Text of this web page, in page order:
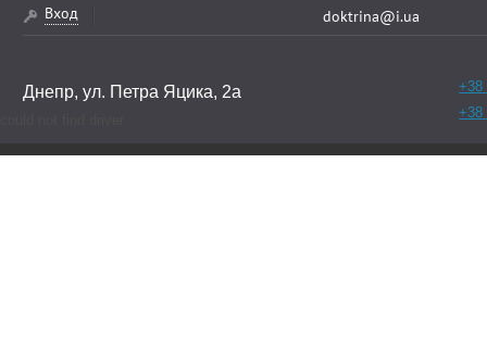
Вход doktrina@i.ua
Днепр, ул. Петра Яцика, 2а
+38
+38